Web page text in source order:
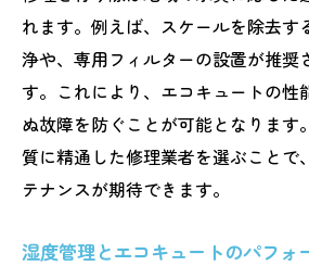
れます。例えば、スケールを除去す
浄や、専用フィルターの設置が推奨
す。これにより、エコキュートの性
ぬ故障を防ぐことが可能となります
質に精通した修理業者を選ぶことで
テナンスが期待できます。
湿度管理とエコキュートのパフォ